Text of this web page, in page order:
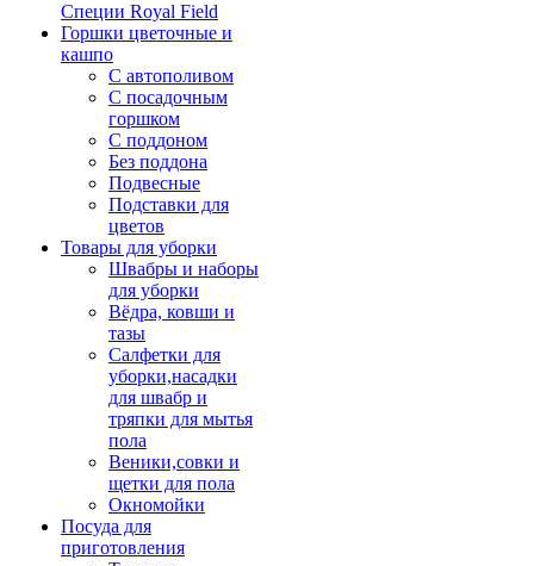
Специи Royal Field
Горшки цветочные и
кашпо
С автополивом
С посадочным
горшком
С поддоном
Без поддона
Подвесные
Подставки для
цветов
Товары для уборки
Швабры и наборы
для уборки
Вёдра, ковши и
тазы
Салфетки для
уборки,насадки
для швабр и
тряпки для мытья
пола
Веники,совки и
щетки для пола
Окномойки
Посуда для
приготовления